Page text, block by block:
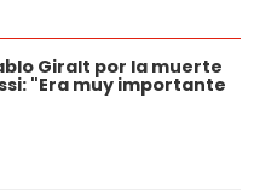
Giralt por la muerte
"Era muy importante